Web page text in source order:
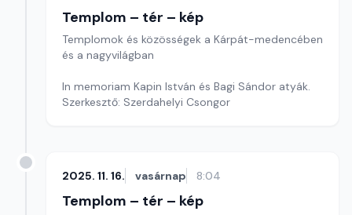
Templom – tér – kép
Templomok és közösségek a Kárpát-medencében
és a nagyvilágban
In memoriam Kapin István és Bagi Sándor atyák.
Szerkesztő: Szerdahelyi Csongor
2025. 11. 16. vasárnap 8:04
Templom – tér – kép